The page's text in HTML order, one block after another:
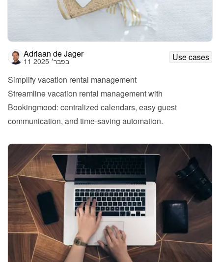
Adriaan de Jager
11 בפבר׳ 2025
Use cases
Simplify vacation rental management
Streamline vacation rental management with
Bookingmood: centralized calendars, easy guest
communication, and time-saving automation.